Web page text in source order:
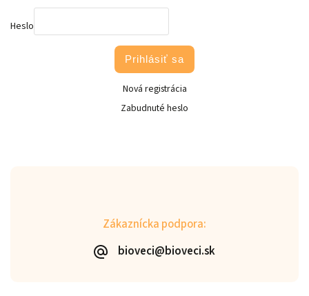
Zákaznícka podpora:
bioveci@bioveci.sk
Heslo
Prihlásiť sa
Nová registrácia
Zabudnuté heslo